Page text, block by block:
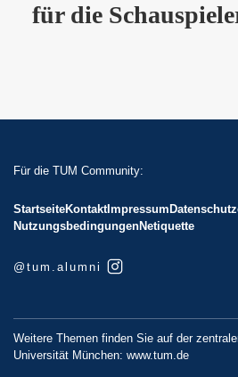
für die
Für die TUM Community:
StartseiteKontaktImpressum
NutzungsbedingungenNetiquette
@tum.alumni
Weitere Themen finden Sie auf der
Universität München: www.tum.de